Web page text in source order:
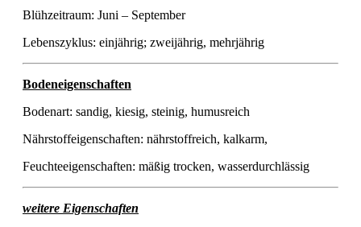
Blühzeitraum: Juni – September
Lebenszyklus: einjährig; zweijährig, mehrjährig
Bodeneigenschaften
Bodenart: sandig, kiesig, steinig, humusreich
Nährstoffeigenschaften: nährstoffreich, kalkarm,
Feuchteeigenschaften: mäßig trocken, wasserdurchlässig
weitere Eigenschaften